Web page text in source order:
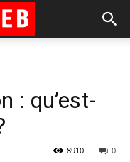
: qu’est-
0
8910